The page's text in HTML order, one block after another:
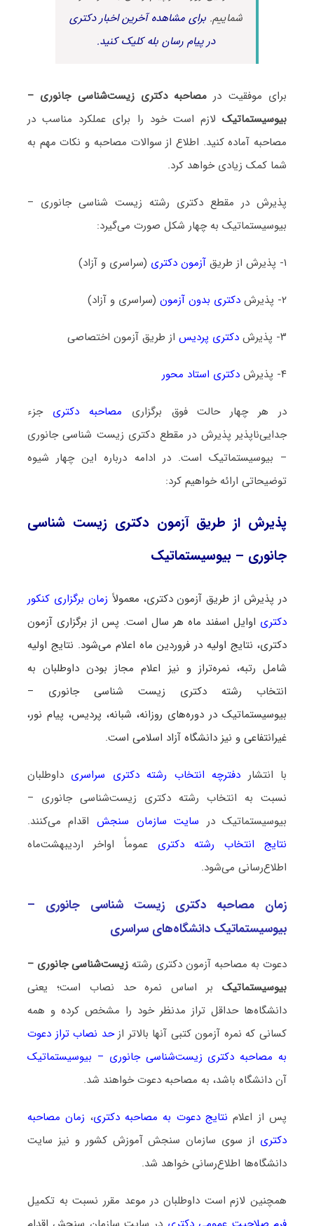
شماییم.برای مشاهده آخرین اخبار دکتری
در پیام رسان بله کلیک کنید.
برای موفقیت در مصاحبه دکتری زیست‌شناسی جانوری –
بیوسیستماتیکلازم است خود را برای عملکرد مناسب در
مصاحبه آماده کنید. اطلاع از سوالات مصاحبه و نکات مهم به
شما کمک زیادی خواهد کرد.
پذیرش در مقطع دکتری رشته زیست ‌شناسی جانوری –
بیوسیستماتیک به چهار شکل صورت می‌گیرد:
۱- پذیرش از طریق آزمون دکتری (سراسری و آزاد)
۲- پذیرش دکتری بدون آزمون(سراسری و آزاد)
۳- پذیرش دکتری پردیساز طریق آزمون اختصاصی
۴- پذیرش دکتری استاد محور
در هر چهار حالت فوق برگزاری مصاحبه دکتری جزء
جدایی‌ناپذیر پذیرش در مقطع دکتری زیست ‌شناسی جانوری
– بیوسیستماتیک است. در ادامه درباره این چهار شیوه
توضیحاتی ارائه خواهیم کرد:
پذیرش از طریق آزمون دکتری زیست ‌شناسی
جانوری – بیوسیستماتیک
در پذیرش از طریق آزمون دکتری، معمولاً زمان برگزاری کنکور
دکتری اوایل اسفند ماه هر سال است. پس از برگزاری آزمون
دکتری، نتایج اولیه در فروردین ماه اعلام می‌شود. نتایج اولیه
شامل رتبه، نمره‌تراز و نیز اعلام مجاز بودن داوطلبان به
انتخاب رشته دکتری زیست ‌شناسی جانوری –
بیوسیستماتیک در دوره‌های روزانه، شبانه، پردیس، پیام نور،
غیرانتفاعی و نیز دانشگاه آزاد اسلامی است.
با انتشار دفترچه انتخاب رشته دکتری سراسری داوطلبان
نسبت به انتخاب رشته دکتری زیست‌شناسی جانوری –
بیوسیستماتیک در سایت سازمان سنجش اقدام می‌کنند.
نتایج انتخاب رشته دکتری عموماً اواخر اردیبهشت‌ماه
اطلاع‌رسانی می‌شود.
زمان مصاحبه دکتری زیست ‌شناسی جانوری –
بیوسیستماتیک دانشگاه‌های سراسری
دعوت به مصاحبه آزمون دکتری رشته زیست‌شناسی جانوری –
بیوسیستماتیکبر اساس نمره حد نصاب است؛ یعنی
دانشگاه‌ها حداقل تراز مدنظر خود را مشخص کرده و همه
کسانی که نمره آزمون کتبی آنها بالاتر ازحد نصاب تراز دعوت
به مصاحبه دکتری زیست‌شناسی جانوری – بیوسیستماتیک
آن دانشگاه باشد، به مصاحبه دعوت خواهند شد.
پس از اعلام نتایج دعوت به مصاحبه دکتری، زمان مصاحبه
دکتری از سوی سازمان سنجش آموزش کشور و نیز سایت
دانشگاه‌ها اطلاع‌رسانی خواهد شد.
همچنین لازم است داوطلبان در موعد مقرر نسبت به تکمیل